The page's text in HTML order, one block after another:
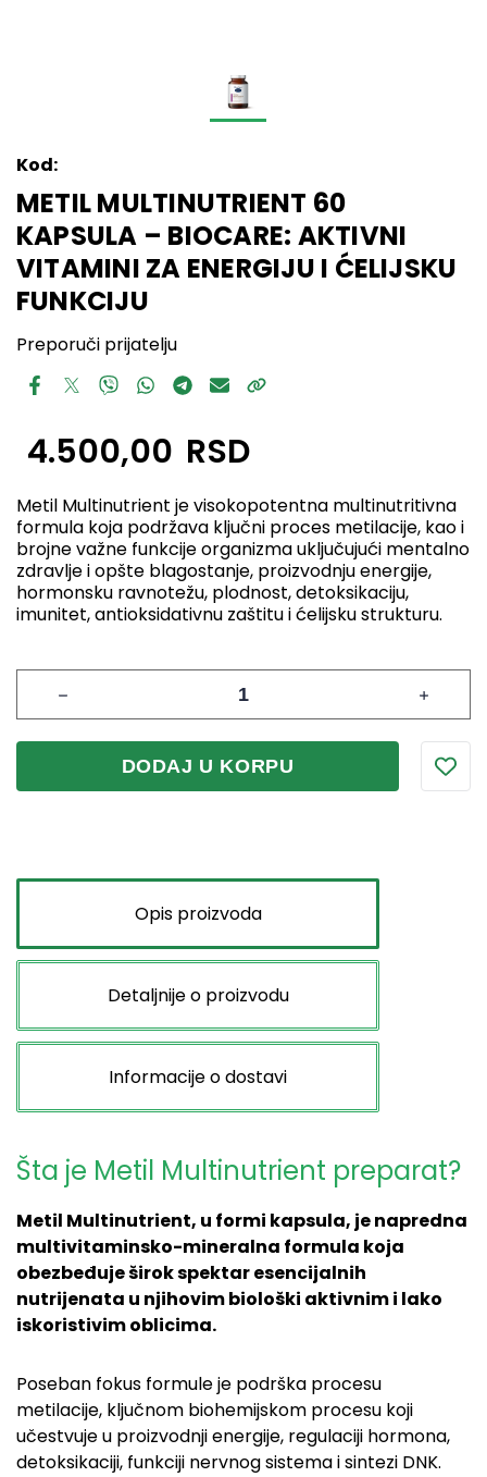
Kod:
METIL MULTINUTRIENT 60
KAPSULA – BIOCARE: AKTIVNI
VITAMINI ZA ENERGIJU I ĆELIJSKU
FUNKCIJU
Preporuči prijatelju
4.500,00 RSD
Metil Multinutrient je visokopotentna multinutritivna
formula koja podržava ključni proces metilacije, kao i
brojne važne funkcije organizma uključujući mentalno
zdravlje i opšte blagostanje, proizvodnju energije,
hormonsku ravnotežu, plodnost, detoksikaciju,
imunitet, antioksidativnu zaštitu i ćelijsku strukturu.
DODAJ U KORPU
Opis proizvoda
Detaljnije o proizvodu
Informacije o dostavi
Šta je Metil Multinutrient preparat?
Metil Multinutrient, u formi kapsula, je napredna
multivitaminsko-mineralna formula koja
obezbeđuje širok spektar esencijalnih
nutrijenata u njihovim biološki aktivnim i lako
iskoristivim oblicima.
Poseban fokus formule je podrška procesu
metilacije, ključnom biohemijskom procesu koji
učestvuje u proizvodnji energije, regulaciji hormona,
detoksikaciji, funkciji nervnog sistema i sintezi DNK.